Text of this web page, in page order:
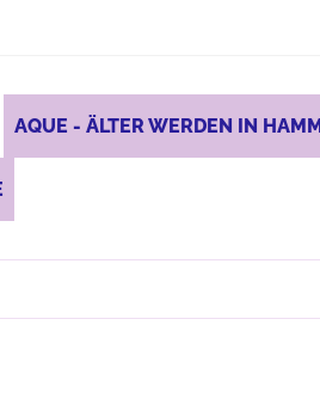
AQUE - ÄLTER WERDEN IN HAMM